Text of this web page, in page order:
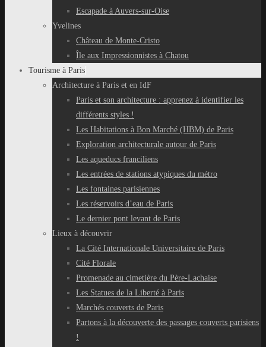
Escapade à Auvers-sur-Oise
Yvelines
Château de Monte-Cristo
Île aux Impressionnistes à Chatou
Tourisme à Paris
Architecture à Paris et en IdF
Paris et son architecture : apprenez à identifier les
différents styles !
Les Habitations à Bon Marché (HBM) de Paris
Exploration architecturale autour de Paris
Les aqueducs franciliens
Les entrées de stations atypiques du métro
Les fontaines parisiennes
Les réservoirs d’eau de Paris
Le dernier pont levant de Paris
Lieux à découvrir
La Cité Internationale Universitaire de Paris
Cité Florale
Promenade au cimetière du Père-Lachaise
Les Statues de la Liberté à Paris
Marchés couverts de Paris
Partons à la découverte des passages couverts parisiens
!